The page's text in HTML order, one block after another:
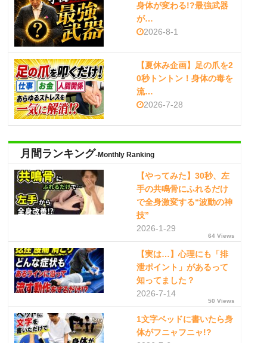
身体が変わる!?最強武器
が…
2026-8-1
【夏休み企画】足の爪を2
0秒トントン！身体の毒を
流…
2026-7-28
月間ランキング-Monthly Ranking
【やってみた】30秒、左
手の共鳴骨にふれるだけ
で全身激変する“波動の神
技”
2026-1-29
64 Views
【実は…】心理にも「排
泄ポイント」があるって
知ってました？
2026-7-14
50 Views
1文字ベッドに書いたら身
体がフニャフニャ!?